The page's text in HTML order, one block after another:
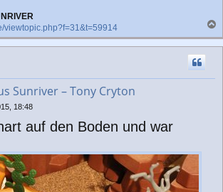
viewtopic.php?f=31&t=59914
a
c
Sunriver – Tony Cryton
18:48
auf den Boden und war